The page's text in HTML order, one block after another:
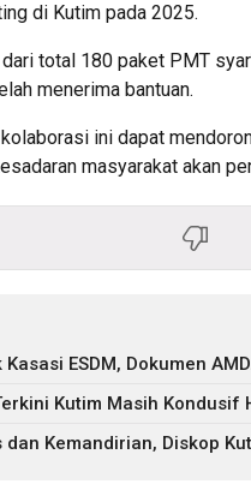
di Kutim pada 2025.
total 180 paket PMT
menerima bantuan.
kolaborasi ini dapat
masyarakat akan
Kasasi ESDM, Dokumen
Kutim Masih
dan Kemandirian, Diskop